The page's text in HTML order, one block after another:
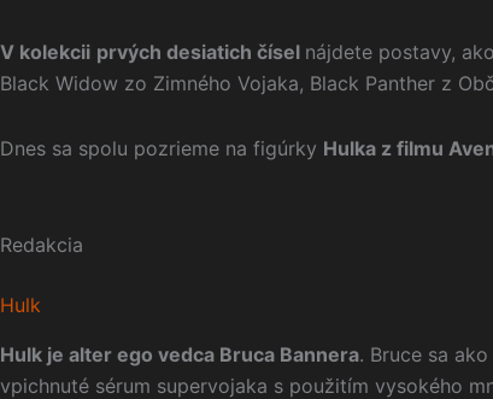
V kolekcii prvých desiatich čísel nájdete postavy,
Black Widow zo Zimného Vojaka, Black Panther z
Dnes sa spolu pozrieme na figúrky Hulka z filmu
Redakcia
Hulk
Hulk je alter ego vedca Bruca Bannera. Bruce sa
vpichnuté sérum supervojaka s použitím vysokého